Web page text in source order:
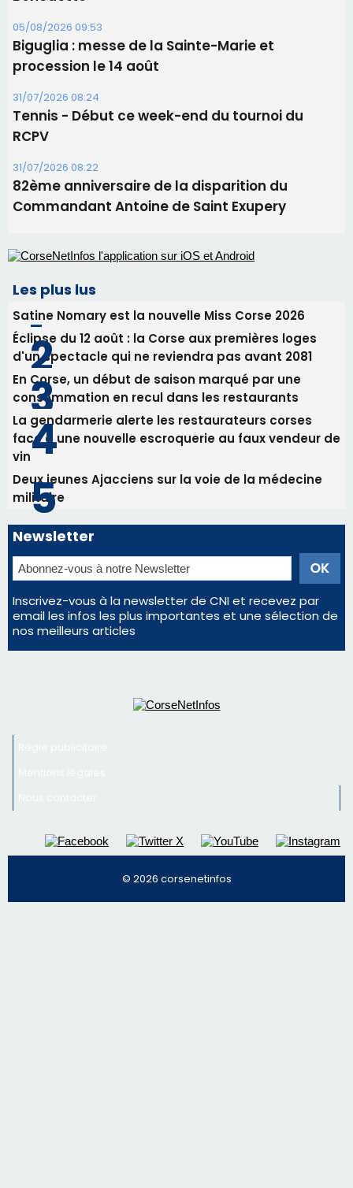
31/07/2026 08:22
82ème anniversaire de la disparition du
Commandant Antoine de Saint Exupery
Les plus lus
Satine Nomary est la nouvelle Miss Corse 2026
Éclipse du 12 août : la Corse aux premières loges
d'un spectacle qui ne reviendra pas avant 2081
consommation en recul dans les restaurants
face à une nouvelle escroquerie au faux vendeur de
vin
Deux jeunes Ajacciens sur la voie de la médecine
militaire
Newsletter
Inscrivez-vous à la newsletter de CNI et recevez par
nos meilleurs articles
Régie publicitaire
Mentions légales
Nous contacter